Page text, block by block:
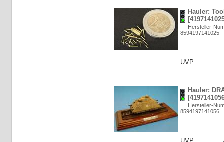
Hauler:
Hersteller-
8594197141025
UVP
Hauler:
Hersteller-
8594197141056
UVP